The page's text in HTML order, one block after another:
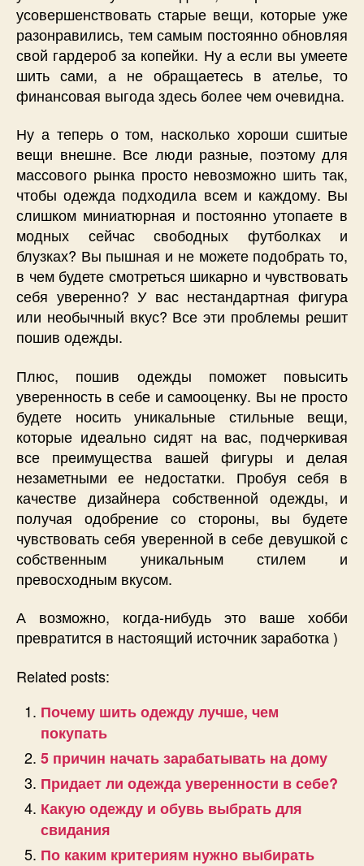
усовершенствовать старые вещи, которые уже
разонравились, тем самым постоянно обновляя
свой гардероб за копейки. Ну а если вы умеете
шить сами, а не обращаетесь в ателье, то
финансовая выгода здесь более чем очевидна.
Ну а теперь о том, насколько хороши сшитые
вещи внешне. Все люди разные, поэтому для
массового рынка просто невозможно шить так,
чтобы одежда подходила всем и каждому. Вы
слишком миниатюрная и постоянно утопаете в
модных сейчас свободных футболках и
блузках? Вы пышная и не можете подобрать то,
в чем будете смотреться шикарно и чувствовать
себя уверенно? У вас нестандартная фигура
или необычный вкус? Все эти проблемы решит
пошив одежды.
Плюс, пошив одежды поможет повысить
уверенность в себе и самооценку. Вы не просто
будете носить уникальные стильные вещи,
которые идеально сидят на вас, подчеркивая
все преимущества вашей фигуры и делая
незаметными ее недостатки. Пробуя себя в
качестве дизайнера собственной одежды, и
получая одобрение со стороны, вы будете
чувствовать себя уверенной в себе девушкой с
собственным уникальным стилем и
превосходным вкусом.
А возможно, когда-нибудь это ваше хобби
превратится в настоящий источник заработка )
Related posts:
Почему шить одежду лучше, чем
покупать
5 причин начать зарабатывать на дому
Придает ли одежда уверенности в себе?
Какую одежду и обувь выбрать для
свидания
По каким критериям нужно выбирать